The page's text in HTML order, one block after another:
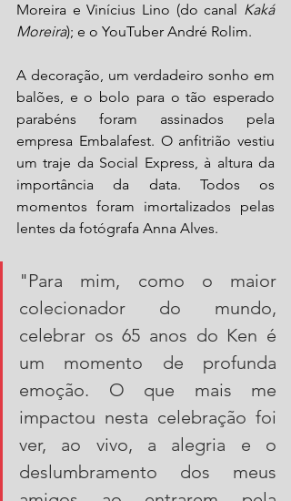
Moreira e Vinícius Lino (do canal Kaká
Moreira); e o YouTuber André Rolim.
A decoração, um verdadeiro sonho em
balões, e o bolo para o tão esperado
parabéns foram assinados pela
empresa Embalafest. O anfitrião vestiu
um traje da Social Express, à altura da
importância da data. Todos os
momentos foram imortalizados pelas
lentes da fotógrafa Anna Alves.
"Para mim, como o maior
colecionador do mundo,
celebrar os 65 anos do Ken é
um momento de profunda
emoção. O que mais me
impactou nesta celebração foi
ver, ao vivo, a alegria e o
deslumbramento dos meus